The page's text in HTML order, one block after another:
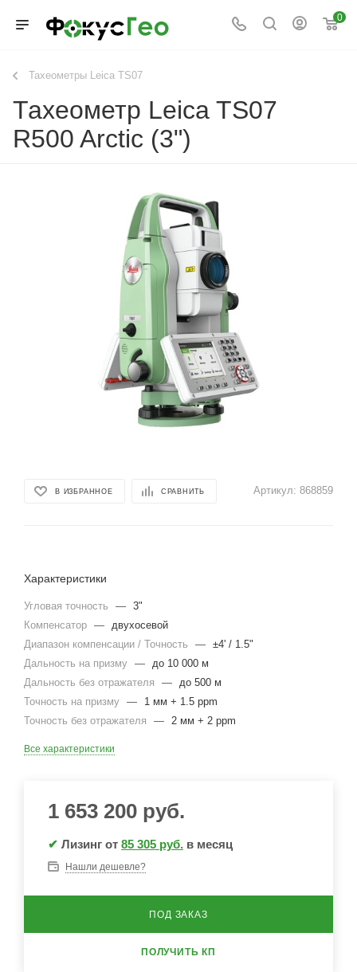
0
Тахеометры Leica TS07
Тахеометр Leica TS07
R500 Arctic (3")
В ИЗБРАННОЕ СРАВНИТЬ Артикул: 868859
Характеристики
Угловая точность — 3"
Компенсатор — двухосевой
Диапазон компенсации / Точность
— ±4' / 1.5"
Дальность на призму — до 10 000 м
Дальность без отражателя
— до 500 м
Точность на призму —
1 мм + 1.5 ppm
Точность без отражателя
— 2 мм + 2 ppm
Все характеристики
1 653 200 руб.
✔ Лизинг от 85 305 руб. в месяц
Нашли дешевле?
ПОД ЗАКАЗ
ПОЛУЧИТЬ КП